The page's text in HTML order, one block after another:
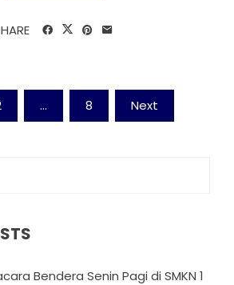
… 8 Next
Bendera Senin Pagi di SMKN 1